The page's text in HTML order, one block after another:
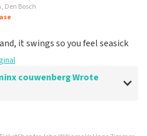
if you have not purchased
Reviews with coarse language
posted. It may take a few
Den Bosch
it swings so you feel seasick
couwenberg Wrote
about